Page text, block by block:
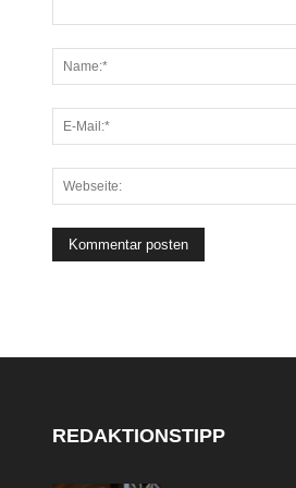
REDAKTIONSTIPP